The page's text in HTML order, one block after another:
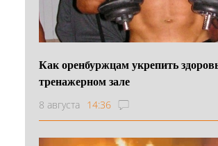
Как оренбуржцам укрепить
тренажерном зале
8 августа 14:36